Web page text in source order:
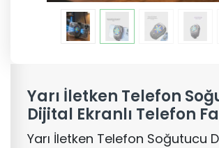
Yarı İletken Telefon
Dijital Ekranlı Telefon
Yarı İletken Telefon Soğutucu